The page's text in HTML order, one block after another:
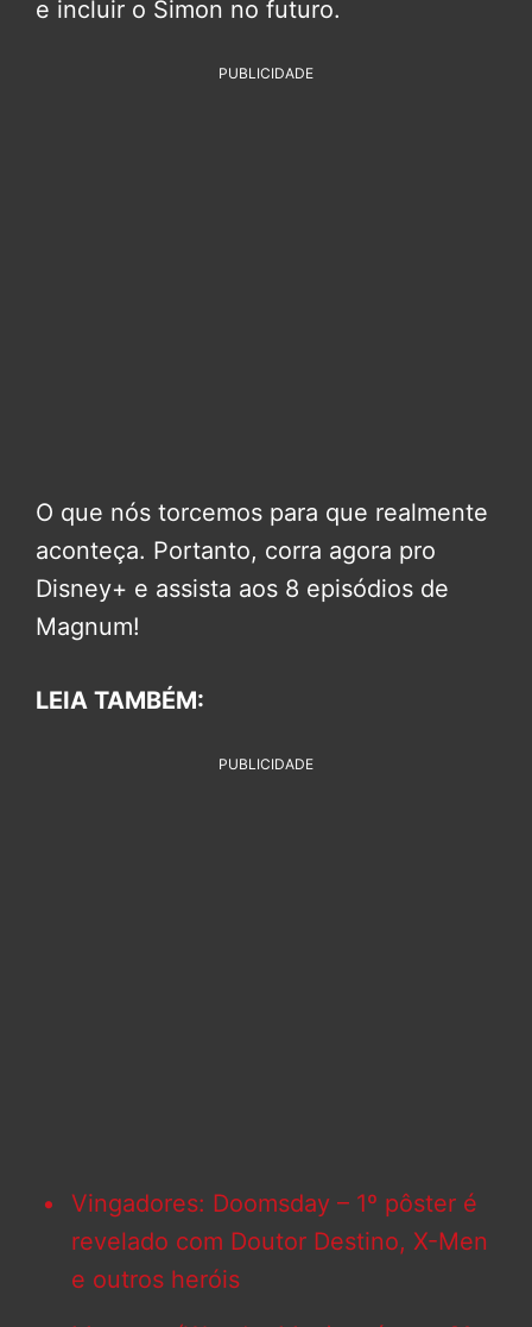
e incluir o Simon no futuro.
PUBLICIDADE
O que nós torcemos para que realmente
aconteça. Portanto, corra agora pro
Disney+ e assista aos 8 episódios de
Magnum!
LEIA TAMBÉM:
PUBLICIDADE
Vingadores: Doomsday – 1º pôster é
revelado com Doutor Destino, X-Men
e outros heróis